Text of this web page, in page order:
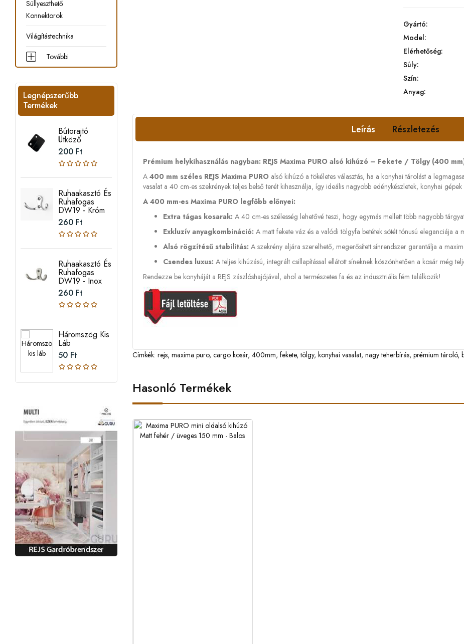
Süllyeszthető
Konnektorok
Világítástechnika
További
Legnépszerűbb
Termékek
Bútorajtó
Ütköző
200 Ft
Ruhaakasztó És
Ruhafogas
DW19 - Króm
260 Ft
Ruhaakasztó És
Ruhafogas
DW19 - Inox
260 Ft
Háromszög Kis
Láb
50 Ft
Gyártó:
Model:
Elérhetőség:
Súly:
Szín:
Anyag:
Leírás Részletezés
Prémium helykihasználás nagyban: REJS Maxima PURO alsó kihúzó – Fekete / Tölgy (400
A 400 mm széles REJS Maxima PURO alsó kihúzó a tökéletes választás, ha a konyhai tárolást a
vasalat a 40 cm-es szekrények teljes belső terét kihasználja, így ideális nagyobb edénykészletek, konyhai
A 400 mm-es Maxima PURO legfőbb előnyei:
Extra tágas kosarak: A 40 cm-es szélesség lehetővé teszi, hogy egymás mellett több nagyobb
Exkluzív anyagkombináció: A matt fekete váz és a valódi tölgyfa betétek sötét tónusú eleganciája a
Alsó rögzítésű stabilitás: A szekrény aljára szerelhető, megerősített sínrendszer garantálja a
Csendes luxus: A teljes kihúzású, integrált csillapítással ellátott síneknek köszönhetően a kosár még
Rendezze be konyháját a REJS zászlóshajójával, ahol a természetes fa és az indusztriális fém találkozik!
Címkék: rejs, maxima puro, cargo kosár, 400mm, fekete,tölgy, konyhai vasalat, nagy teherbírás, prémium tároló,
Hasonló Termékek